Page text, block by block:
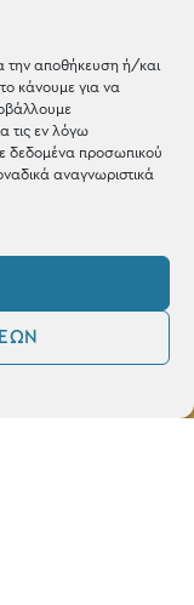
την αποθήκευση ή/και
κάνουμε για να
τις εν λόγω
δεδομένα προσωπικού
αναγνωριστικά
να
15:00
0